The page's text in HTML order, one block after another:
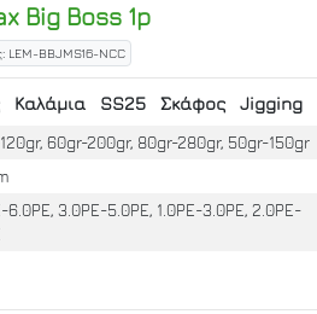
Big Boss 1p
LEM-BBJMS16-NCC
Καλάμια SS25 Σκάφος Jigging
60gr-200gr, 80gr-280gr, 50gr-150gr
6.0PE, 3.0PE-5.0PE, 1.0PE-3.0PE, 2.0PE-